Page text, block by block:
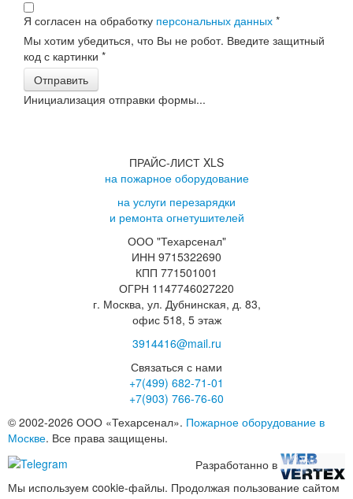
Я согласен на обработку персональных данных *
Мы хотим убедиться, что Вы не робот. Введите защитный
код с картинки *
Отправить
Инициализация отправки формы...
ПРАЙС-ЛИСТ XLS
на пожарное оборудование
на услуги перезарядки
и ремонта огнетушителей
ООО "Техарсенал"
ИНН 9715322690
КПП 771501001
ОГРН 1147746027220
г. Москва, ул. Дубнинская, д. 83,
офис 518, 5 этаж
3914416@mail.ru
Связаться с нами
+7(499) 682-71-01
+7(903) 766-76-60
© 2002-2026 ООО «Техарсенал». Пожарное оборудование в
Москве. Все права защищены.
Разработанно в
Мы используем cookie-файлы. Продолжая пользование сайтом